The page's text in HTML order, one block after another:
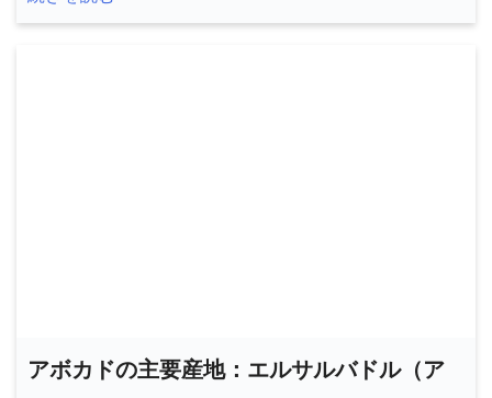
アボカドの主要産地：エルサルバドル（ア